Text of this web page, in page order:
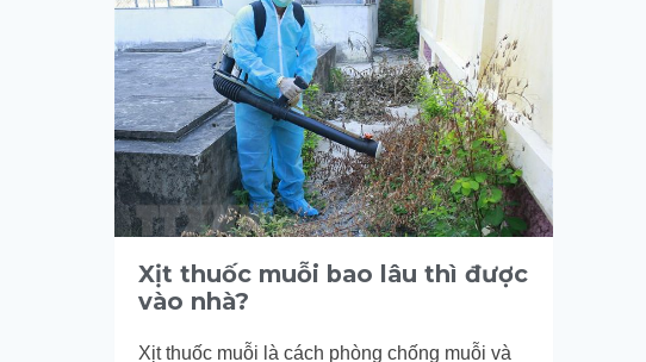
Xịt thuốc muỗi bao lâu thì được
vào nhà?
Xịt thuốc muỗi là cách phòng chống muỗi và